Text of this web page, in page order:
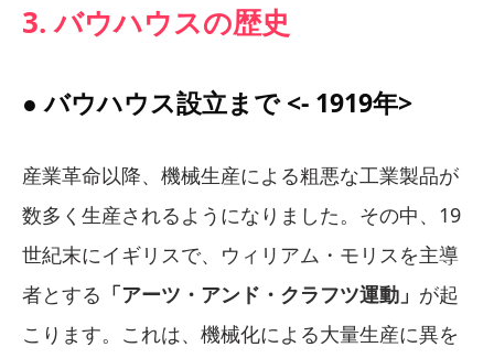
3. バウハウスの歴史
● バウハウス設立まで <- 1919年>
産業革命以降、機械生産による粗悪な工業製品が
数多く生産されるようになりました。その中、19
世紀末にイギリスで、ウィリアム・モリスを主導
者とする 「アーツ・アンド・クラフツ運動」 が起
こります。これは、機械化による大量生産に異を